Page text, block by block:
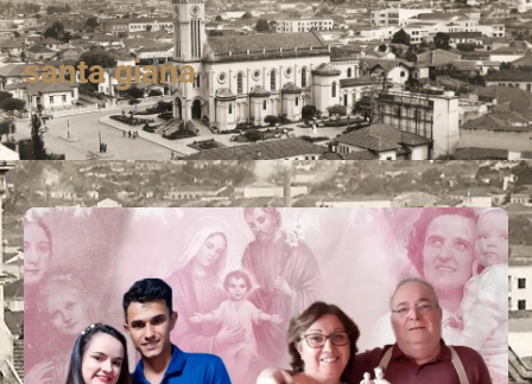
santa giana